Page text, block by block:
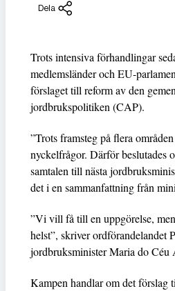
Dela
Trots intensiva förhandlingar
medlemsländer och EU-
förslaget till reform av den
jordbrukspolitiken (CAP).
”Trots framsteg på flera
nyckelfrågor. Därför beslutades
samtalen till nästa
det i en sammanfattning från
”Vi vill få till en uppgörelse,
helst”, skriver ordförandelandet
jordbruksminister Maria do Céu
Kampen handlar om det förslag